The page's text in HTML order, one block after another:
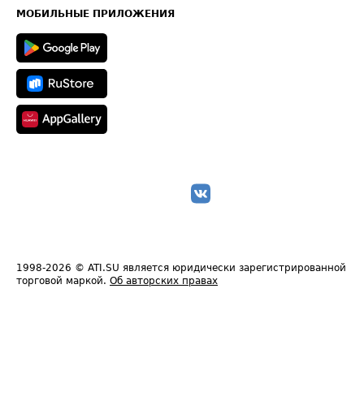
Техническая информация
МОБИЛЬНЫЕ ПРИЛОЖЕНИЯ
1998-2026 © ATI.SU является юридически зарегистрированной
торговой маркой. Об авторских правах